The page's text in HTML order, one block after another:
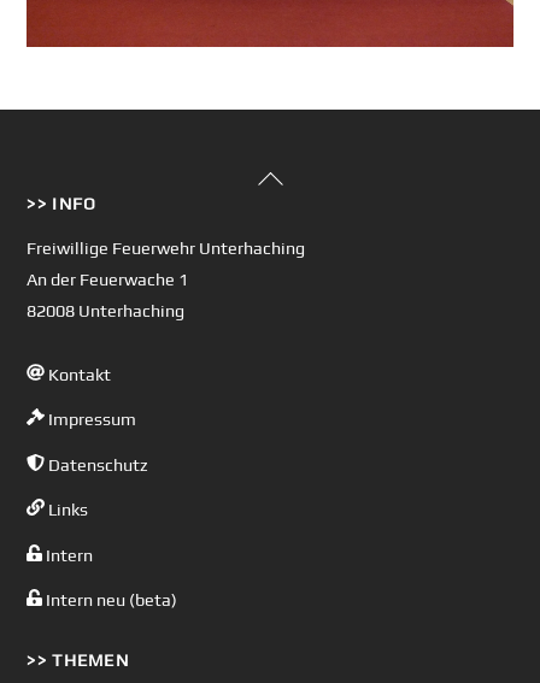
Back
>> INFO
Freiwillige Feuerwehr Unterhaching
An der Feuerwache 1
82008 Unterhaching
Kontakt
Impressum
Datenschutz
Links
Intern
Intern neu (beta)
>> THEMEN